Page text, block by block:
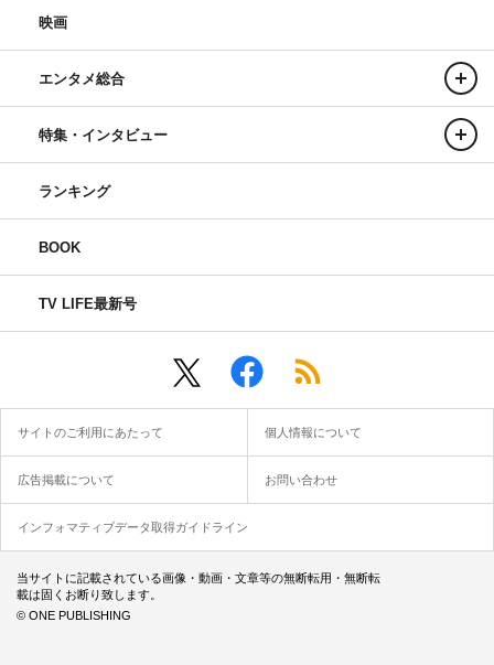
映画
エンタメ総合
特集・インタビュー
ランキング
BOOK
TV LIFE最新号
サイトのご利用にあたって 個人情報について
広告掲載について お問い合わせ
インフォマティブデータ取得ガイドライン
当サイトに記載されている画像・動画・文章等の無断転用・無断転
載は固くお断り致します。
© ONE PUBLISHING